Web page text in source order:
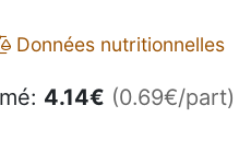
Données nutritionnelles
4.14€ (0.69€/part)